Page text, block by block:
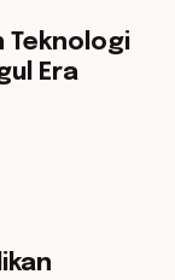
5 min read
Teknologi
Era